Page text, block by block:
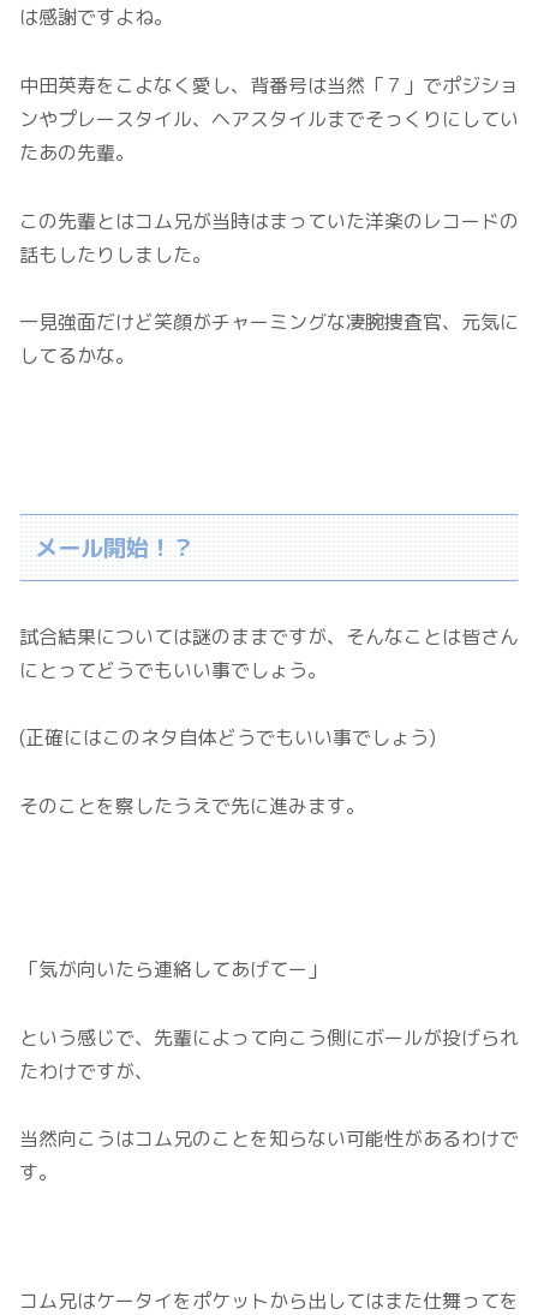
は感謝ですよね。
中田英寿をこよなく愛し、背番号は当然「７」でポジショ
ンやプレースタイル、ヘアスタイルまでそっくりにしてい
たあの先輩。
この先輩とはコム兄が当時はまっていた洋楽のレコードの
話もしたりしました。
一見強面だけど笑顔がチャーミングな凄腕捜査官、元気に
してるかな。
メール開始！？
試合結果については謎のままですが、そんなことは皆さん
にとってどうでもいい事でしょう。
(正確にはこのネタ自体どうでもいい事でしょう)
そのことを察したうえで先に進みます。
「気が向いたら連絡してあげてー」
という感じで、先輩によって向こう側にボールが投げられ
たわけですが、
当然向こうはコム兄のことを知らない可能性があるわけで
す。
コム兄はケータイをポケットから出してはまた仕舞ってを